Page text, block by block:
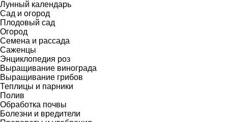
Лунный календарь
Сад и огород
Плодовый сад
Огород
Семена и рассада
Саженцы
Энциклопедия роз
Выращивание винограда
Выращивание грибов
Теплицы и парники
Полив
Обработка почвы
Болезни и вредители